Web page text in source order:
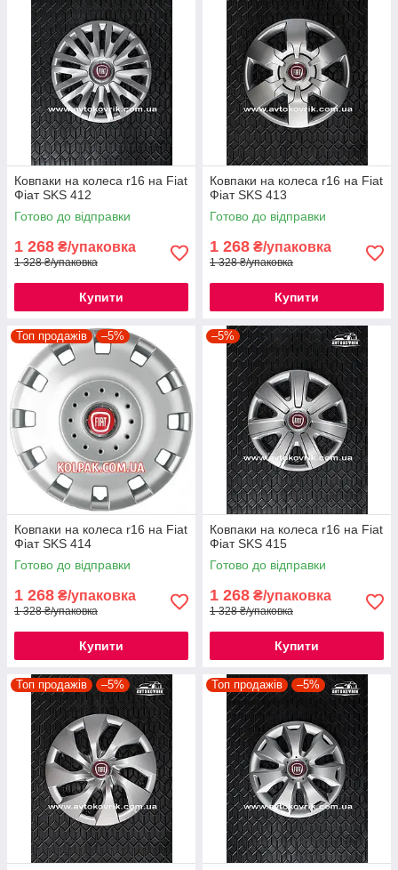
Ковпаки на колеса r16 на Fiat
Фіат SKS 412
Готово до відправки
1 268 ₴/упаковка
1 328 ₴/упаковка
Купити
Ковпаки на колеса r16 на Fiat
Фіат SKS 413
Готово до відправки
1 268 ₴/упаковка
1 328 ₴/упаковка
Купити
Топ продажів –5%
Ковпаки на колеса r16 на Fiat
Фіат SKS 414
Готово до відправки
1 268 ₴/упаковка
1 328 ₴/упаковка
Купити
–5%
Ковпаки на колеса r16 на Fiat
Фіат SKS 415
Готово до відправки
1 268 ₴/упаковка
1 328 ₴/упаковка
Купити
Топ продажів –5% Топ продажів –5%